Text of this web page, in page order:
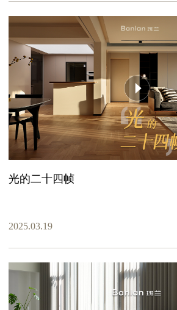
光的二十四帧
2025.03.19